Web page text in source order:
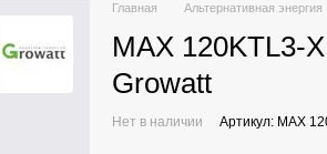
Главная Альтернативная энергия
MAX 120KTL3-
Growatt
Нет в наличии Артикул: MAX